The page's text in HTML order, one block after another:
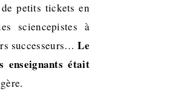
petits tickets en
sciencepistes à
successeurs…Le
enseignants était